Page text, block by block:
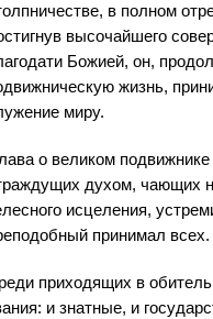
в полном
высочайшего
Божией, он,
жизнь,
миру.
о великом
духом, чающих
исцеления,
принимал всех.
приходящих в
и знатные, и